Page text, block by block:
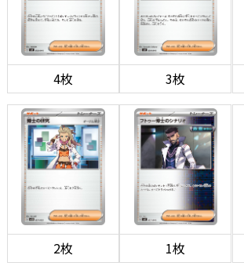
4枚 3枚
2枚 1枚